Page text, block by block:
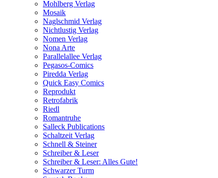
Mohlberg Verlag
Mosaik
Naglschmid Verlag
Nichtlustig Verlag
Nomen Verlag
Nona Arte
Parallelallee Verlag
Pegasos-Comics
Piredda Verlag
Quick Easy Comics
Reprodukt
Retrofabrik
Riedl
Romantruhe
Salleck Publications
Schaltzeit Verlag
Schnell & Steiner
Schreiber & Leser
Schreiber & Leser: Alles Gute!
Schwarzer Turm